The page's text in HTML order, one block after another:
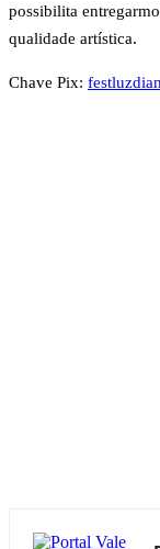
possibilita
qualidade artística.
Chave Pix: